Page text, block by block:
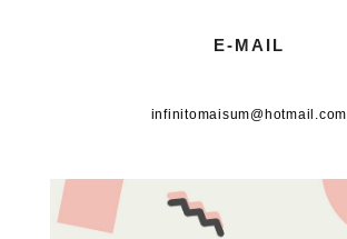
E-MAIL
infinitomaisum@hotmail.com